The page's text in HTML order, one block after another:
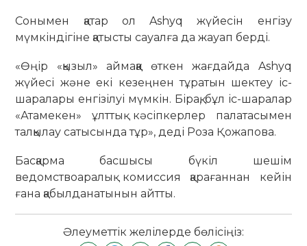
Сонымен қатар ол Ashyq жүйесін енгізу
мүмкіндігіне қатысты сауалға да жауап берді.
«Өңір «қызыл» аймаққа өткен жағдайда Ashyq
жүйесі және екі кезеңнен тұратын шектеу іс-
шаралары енгізілуі мүмкін. Бірақ, бұл іс-шаралар
«Атамекен» ұлттық кәсіпкерлер палатасымен
талқылау сатысында тұр», деді Роза Қожапова.
Басқарма басшысы бүкіл шешім
ведомствоаралық комиссия қарағаннан кейін
ғана қабылданатынын айтты.
Әлеуметтік желілерде бөлісіңіз: